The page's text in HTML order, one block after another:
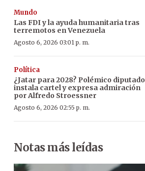
Mundo
Las FDI y la ayuda humanitaria tras
terremotos en Venezuela
Agosto 6, 2026 03:01 p. m.
Política
¿Jatar para 2028? Polémico diputado
instala cartel y expresa admiración
por Alfredo Stroessner
Agosto 6, 2026 02:55 p. m.
Notas más leídas